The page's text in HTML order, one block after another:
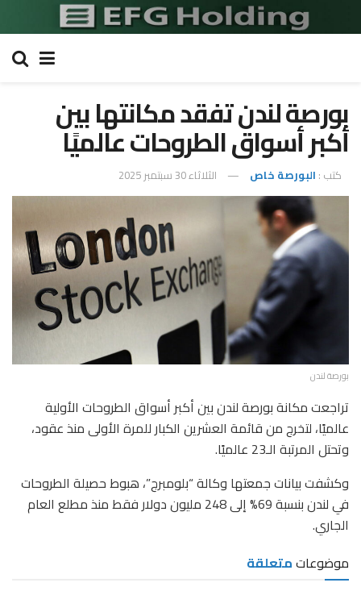
بورصة لندن تفقد مكانتها بين
أكبر أسواق الطروحات عالميًا
كتب : البورصة خاص الثلاثاء 30 سبتمبر 2025
بورصة لندن
تراجعت مكانة بورصة لندن بين أكبر أسواق الطروحات الأولية
عالميًا، لتخرج من قائمة العشرين الكبار للمرة الأولى منذ عقود،
وتحتل المرتبة الـ23 عالميًا.
وكشفت بيانات جمعتها وكالة “بلومبرج”، هبوط حصيلة الطروحات
في لندن بنسبة 69% إلى 248 مليون دولار فقط منذ مطلع العام
الجاري.
موضوعاتمتعلقة